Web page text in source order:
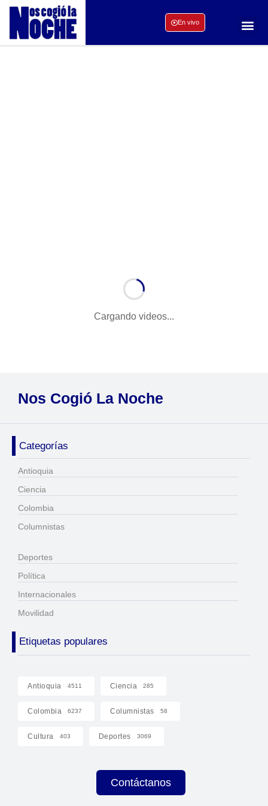
En vivo
Cargando videos...
Nos Cogió La Noche
Categorías
Antioquia
Ciencia
Colombia
Columnistas
Deportes
Política
Internacionales
Movilidad
Etiquetas populares
Antioquia 4511 Ciencia 285
Colombia 6237 Columnistas 58
Cultura 403 Deportes 3069
Contáctanos